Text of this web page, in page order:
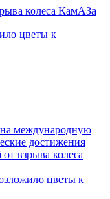
колеса КамАЗа
цветы к
на международную
достижения
взрыва колеса
цветы к